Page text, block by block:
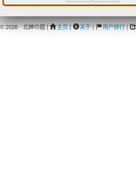
© 2026 - 北紳の庭 | 主页| 关于| 用户排行|